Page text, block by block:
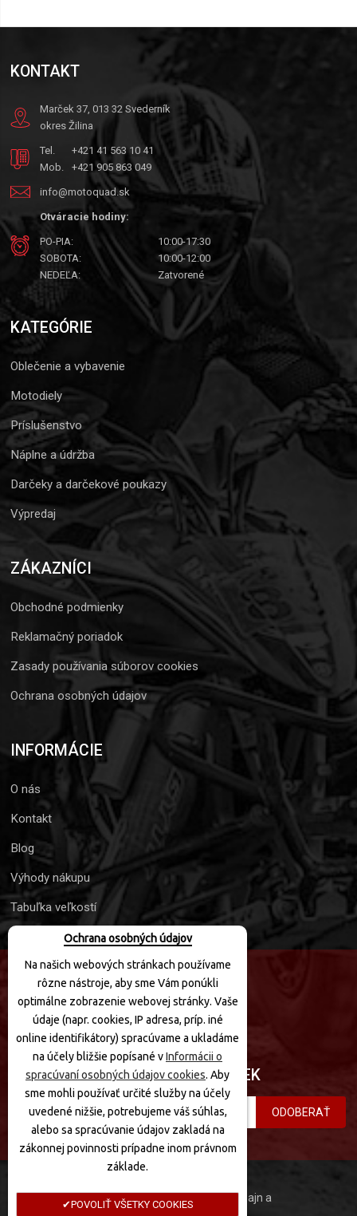
Ochrana osobných údajov
Na našich webových stránkach používame
rôzne nástroje, aby sme Vám ponúkli
optimálne zobrazenie webovej stránky. Vaše
údaje (napr. cookies, IP adresa, príp. iné
online identifikátory) spracúvame a ukladáme
na účely bližšie popísané vInformácii o
spracúvaní osobných údajov cookies. Aby
sme mohli používať určité služby na účely
uvedené nižšie, potrebujeme váš súhlas,
alebo sa spracúvanie údajov zakladá na
zákonnej povinnosti prípadne inom právnom
základe.
POVOLIŤ VŠETKY COOKIES
KONTAKT
Marček 37, 013 32 Svederník
okres Žilina
Tel.
+421 41 563 10 41
Mob.
+421 905 863 049
info@motoquad.sk
Otváracie hodiny:
PO-PIA:
10:00-17:30
SOBOTA:
10:00-12:00
NEDEĽA:
Zatvorené
KATEGÓRIE
Oblečenie a vybavenie
Motodiely
Príslušenstvo
Náplne a údržba
Darčeky a darčekové poukazy
Výpredaj
ZÁKAZNÍCI
Obchodné podmienky
Reklamačný poriadok
Zasady používania súborov cookies
Ochrana osobných údajov
INFORMÁCIE
O nás
Kontakt
Blog
Výhody nákupu
Tabuľka veľkostí
SLEDUJTE NÁS
PRIHLÁSIŤ SA K ODBERU NOVINIEK
ODOBERAŤ
MotoQuad © 2020 Všetky práva vyhradené. Dizajn a